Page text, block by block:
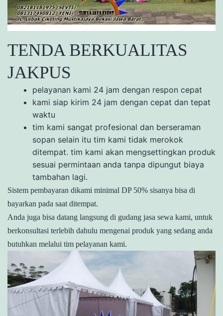
TENDA BERKUALITAS
JAKPUS
pelayanan kami 24 jam dengan respon cepat
kami siap kirim 24 jam dengan cepat dan tepat
waktu
tim kami sangat profesional dan berseraman
sopan selain itu tim kami tidak merokok
ditempat. tim kami akan mengsettingkan produk
sesuai permintaan anda tanpa dipungut biaya
tambahan lagi.
Sistem pembayaran dikami minimal DP 50% sisanya bisa di
bayarkan pada saat ditempat.
Anda juga bisa datang langsung di gudang jasa sewa kami, untuk
berkonsultasi terlebih dahulu mengenai produk yang sedang anda
butuhkan melalui tim pelayanan kami.